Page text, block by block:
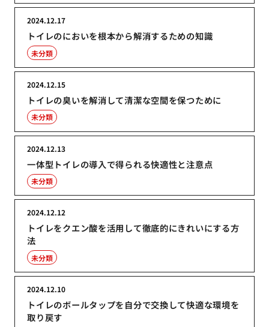
トイレのにおいを根本から解消するための知識
2024.12.17
未分類
トイレの臭いを解消して清潔な空間を保つために
2024.12.15
未分類
一体型トイレの導入で得られる快適性と注意点
2024.12.13
未分類
トイレをクエン酸を活用して徹底的にきれいにする方
法
2024.12.12
未分類
トイレのボールタップを自分で交換して快適な環境を
取り戻す
2024.12.10